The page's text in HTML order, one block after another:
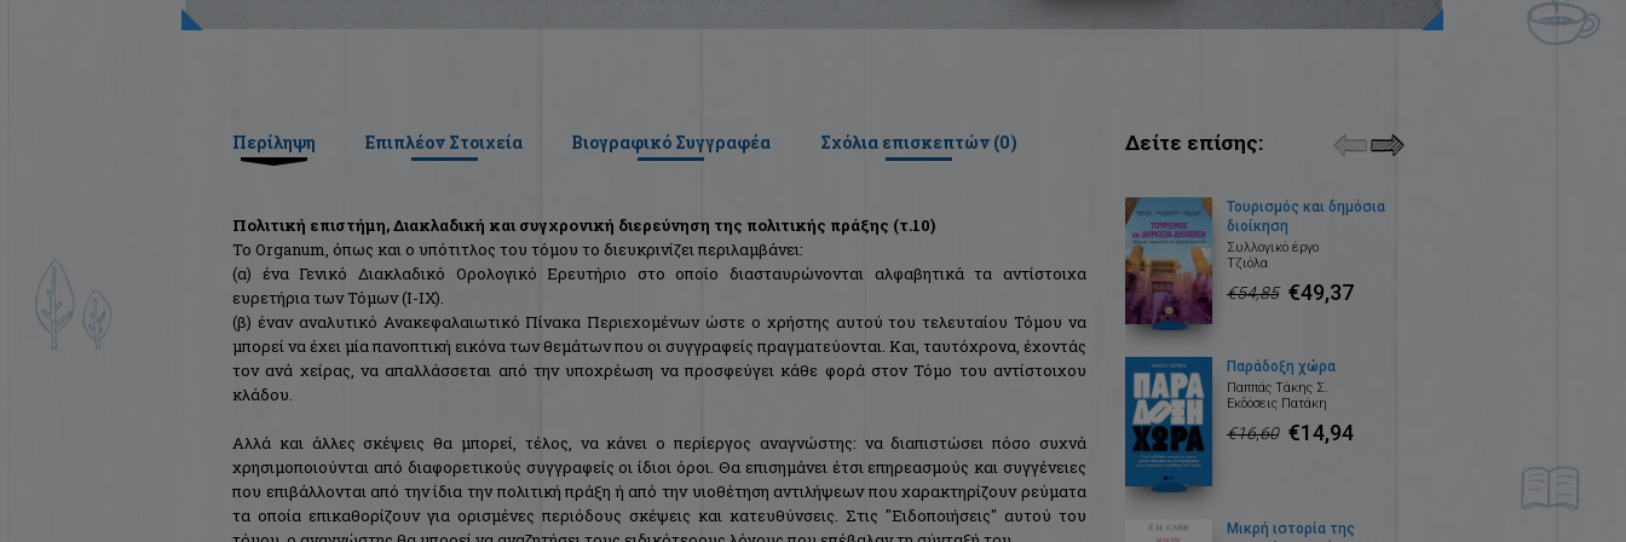
Περίληψη Επιπλέον Στοιχεία Βιογραφικό Συγγραφέα Σχόλια επισκεπτών (0)
Πολιτική επιστήμη, Διακλαδική και συγχρονική διερεύνηση της πολιτικής πράξης (τ.10)
Το Organum, όπως και ο υπότιτλος του τόμου το διευκρινίζει περιλαμβάνει:
(α) ένα Γενικό Διακλαδικό Ορολογικό Ερευτήριο στο οποίο διασταυρώνονται αλφαβητικά τα αντίστοιχα
ευρετήρια των Τόμων (Ι-ΙΧ).
(β) έναν αναλυτικό Ανακεφαλαιωτικό Πίνακα Περιεχομένων ώστε ο χρήστης αυτού του τελευταίου Τόμου να
μπορεί να έχει μία πανοπτική εικόνα των θεμάτων που οι συγγραφείς πραγματεύονται. Και, ταυτόχρονα, έχοντάς
τον ανά χείρας, να απαλλάσσεται από την υποχρέωση να προσφεύγει κάθε φορά στον Τόμο του αντίστοιχου
κλάδου.
Αλλά και άλλες σκέψεις θα μπορεί, τέλος, να κάνει ο περίεργος αναγνώστης: να διαπιστώσει πόσο συχνά
χρησιμοποιούνται από διαφορετικούς συγγραφείς οι ίδιοι όροι. Θα επισημάνει έτσι επηρεασμούς και συγγένειες
που επιβάλλονται από την ίδια την πολιτική πράξη ή από την υιοθέτηση αντιλήψεων που χαρακτηρίζουν ρεύματα
τα οποία επικαθορίζουν για ορισμένες περιόδους σκέψεις και κατευθύνσεις. Στις "Ειδοποιήσεις" αυτού του
Δείτε επίσης:
Τουρισμός και δημόσια
διοίκηση
Συλλογικό έργο
Τζιόλα
€54,85 €49,37
Παράδοξη χώρα
Παππάς Τάκης Σ.
Εκδόσεις Πατάκη
€16,60 €14,94
Μικρή ιστορία της